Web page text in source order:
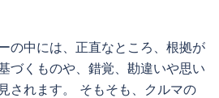
の中には、正直なところ、根拠が
づくものや、錯覚、勘違いや思い
されます。 そもそも、クルマの